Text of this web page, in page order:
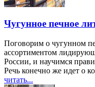
Чугунное печное
Поговорим о чугунном
ассортиментом
России, и научимся
Речь конечно же идет о
читать...